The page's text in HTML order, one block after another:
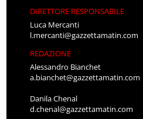
DIRETTORE RESPONSABILE
Luca Mercanti
l.mercanti@gazzettamatin.com
REDAZIONE
Alessandro Bianchet
a.bianchet@gazzettamatin.com
Danila Chenal
d.chenal@gazzettamatin.com